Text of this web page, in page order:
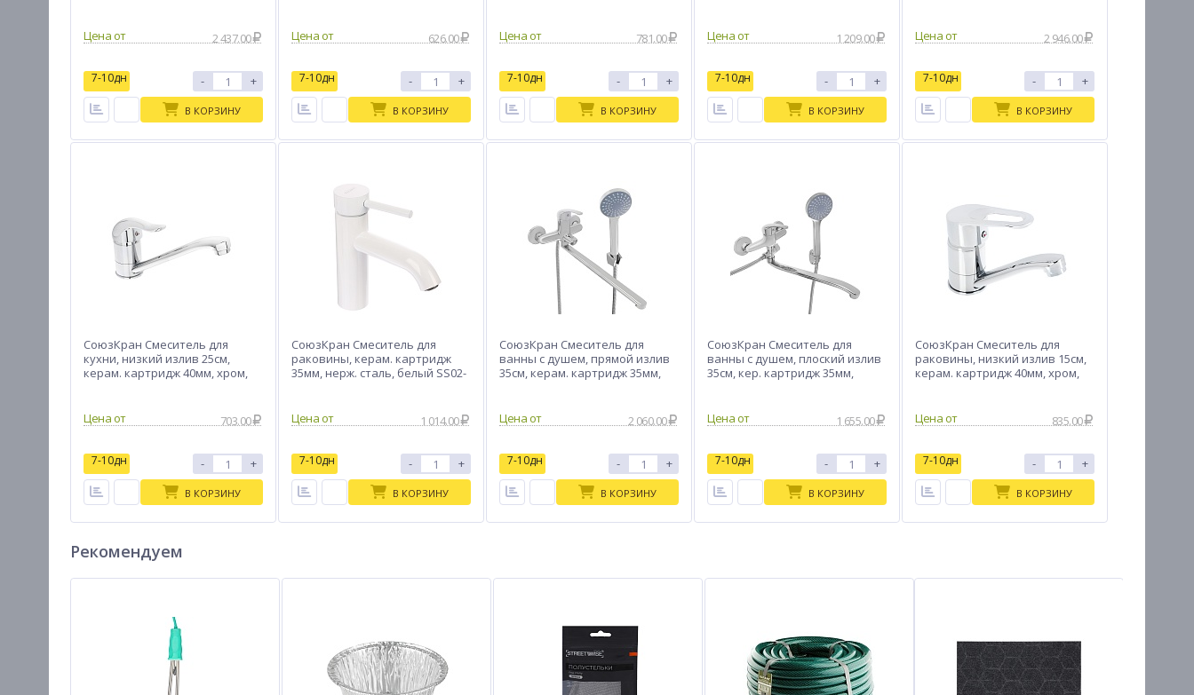
Цена от
2 437.00
7-10дн - +
В КОРЗИНУ
Цена от
626.00
7-10дн - +
В КОРЗИНУ
Цена от
781.00
7-10дн - +
В КОРЗИНУ
Цена от
1 209.00
7-10дн - +
В КОРЗИНУ
Цена от
2 946.00
7-10дн - +
В КОРЗИНУ
СоюзКран Смеситель для
кухни, низкий излив 25см,
керам. картридж 40мм, хром,
Цена от
703.00
7-10дн - +
В КОРЗИНУ
СоюзКран Смеситель для
раковины, керам. картридж
35мм, нерж. сталь, белый SS02-
Цена от
1 014.00
7-10дн - +
В КОРЗИНУ
СоюзКран Смеситель для
ванны с душем, прямой излив
35см, керам. картридж 35мм,
Цена от
2 060.00
7-10дн - +
В КОРЗИНУ
СоюзКран Смеситель для
ванны с душем, плоский излив
35см, кер. картридж 35мм,
Цена от
1 655.00
7-10дн - +
В КОРЗИНУ
СоюзКран Смеситель для
раковины, низкий излив 15см,
керам. картридж 40мм, хром,
Цена от
835.00
7-10дн - +
В КОРЗИНУ
Рекомендуем